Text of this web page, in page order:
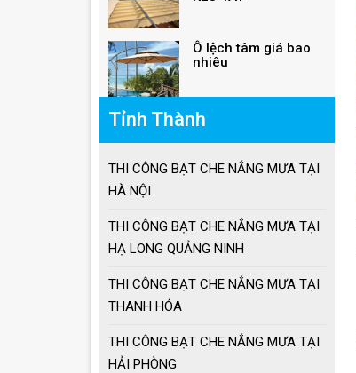
Giá ô dù lệch tâm
vuông, lục giác, tròn
Giá ô lệch tâm vuông
Lưu ý khi sử dụng ô
nắng mưa
Tỉnh Thành
THI CÔNG BẠT CHE NẮNG MƯA TẠI
HÀ NỘI
THI CÔNG BẠT CHE NẮNG MƯA TẠI
HẠ LONG QUẢNG NINH
THI CÔNG BẠT CHE NẮNG MƯA TẠI
THANH HÓA
THI CÔNG BẠT CHE NẮNG MƯA TẠI
HẢI PHÒNG